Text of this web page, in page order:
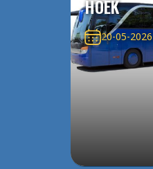
HOEK
20-05-2026